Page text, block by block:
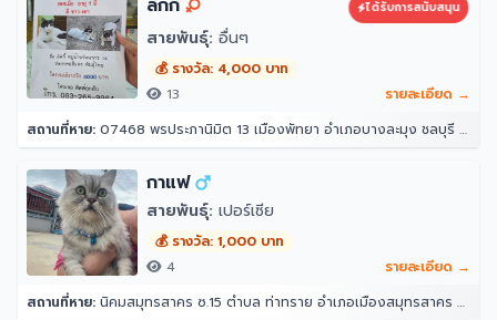
ลักกี้ ได้รับการสนับสนุน
สายพันธุ์: อื่นๆ
💰 รางวัล: 4,000 บาท
13
รายละเอียด →
สถานที่หาย: 07468 พรประภานิมิต 13 เมืองพัทยา อำเภอบางละมุง ชลบุรี 20150
กาแฟ
สายพันธุ์: เปอร์เซีย
💰 รางวัล: 1,000 บาท
4
รายละเอียด →
สถานที่หาย: นิคมสมุทรสาคร ซ.15 ตำบล ท่าทราย อำเภอเมืองสมุทรสาคร สมุทรสาคร 74000